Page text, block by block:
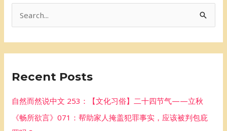
c
f
Recent Posts
自然而然说中文 253：【文化习俗】二十四节气——立秋
《畅所欲言》071：帮助家人掩盖犯罪事实，应该被判包庇